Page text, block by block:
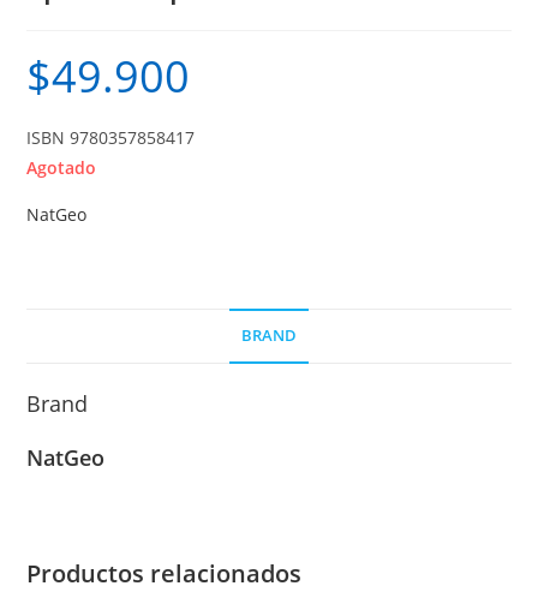
$49.900
ISBN 9780357858417
Agotado
NatGeo
BRAND
Brand
NatGeo
Productos relacionados